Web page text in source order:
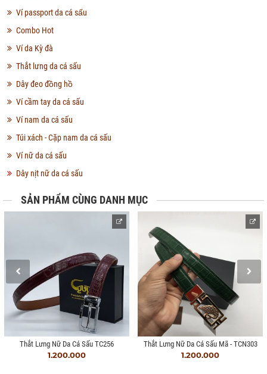
Ví passport da cá sấu
Combo Hot
Ví da Kỳ đà
Thắt lưng da cá sấu
Dây đeo đồng hồ
Ví cầm tay da cá sấu
Ví nam da cá sấu
Túi xách - Cặp nam da cá sấu
Ví nữ da cá sấu
Dây nịt nữ da cá sấu
SẢN PHẨM CÙNG DANH MỤC
Thắt Lưng Nữ Da Cá Sấu TC256
1.200.000
Thắt Lưng Nữ Da Cá Sấu Mã - TCN303
1.200.000